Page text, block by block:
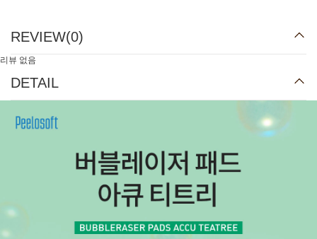
REVIEW(0)
리뷰 없음
DETAIL